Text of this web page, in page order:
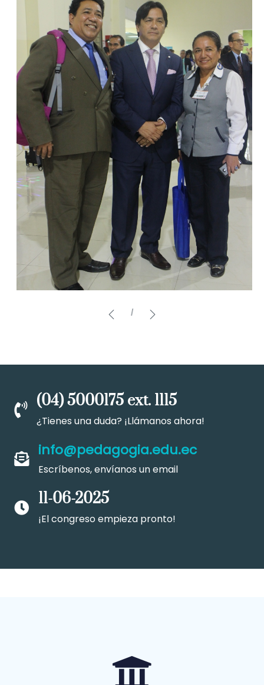
/
(04) 5000175 ext. 1115
¿Tienes una duda? ¡Llámanos ahora!
info@pedagogia.edu.ec
Escríbenos, envíanos un email
11-06-2025
¡El congreso empieza pronto!